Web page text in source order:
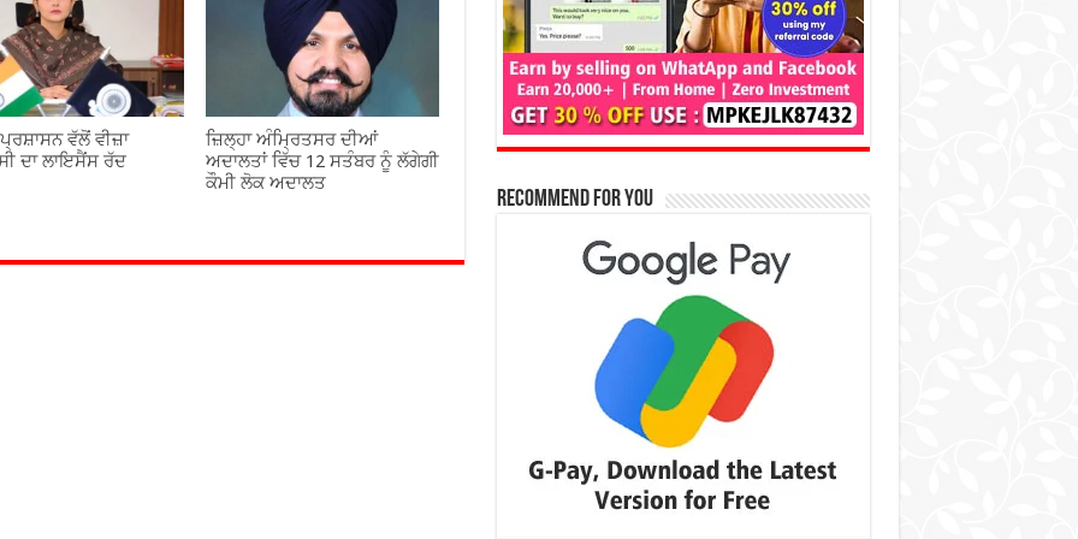
ਵੱਲੋਂ ਵੀਜ਼ਾ
ਦਾ ਲਾਇਸੈਂਸ ਰੱਦ
ਜ਼ਿਲ੍ਹਾ ਅੰਮ੍ਰਿਤਸਰ ਦੀਆਂ
ਅਦਾਲਤਾਂ ਵਿੱਚ 12 ਸਤੰਬਰ ਨੂੰ ਲੱਗੇਗੀ
ਕੌਮੀ ਲੋਕ ਅਦਾਲਤ
Recommend for You